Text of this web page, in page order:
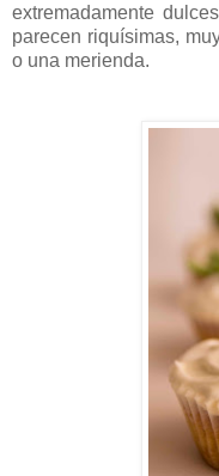
extremadamente
parecen riquísimas,
o una merienda.